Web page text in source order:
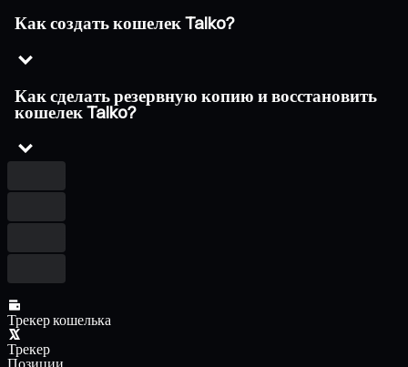
Как создать кошелек Taiko?
Как сделать резервную копию и восстановить
кошелек Taiko?
Трекер кошелька
Трекер